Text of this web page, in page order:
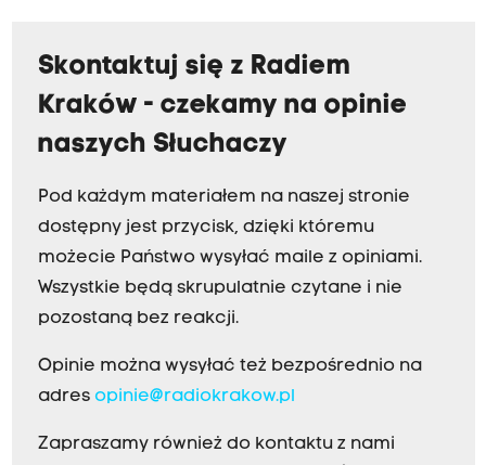
Skontaktuj się z Radiem
Kraków - czekamy na opinie
naszych Słuchaczy
Pod każdym materiałem na naszej stronie
dostępny jest przycisk, dzięki któremu
możecie Państwo wysyłać maile z opiniami.
Wszystkie będą skrupulatnie czytane i nie
pozostaną bez reakcji.
Opinie można wysyłać też bezpośrednio na
adres opinie@radiokrakow.pl
Zapraszamy również do kontaktu z nami